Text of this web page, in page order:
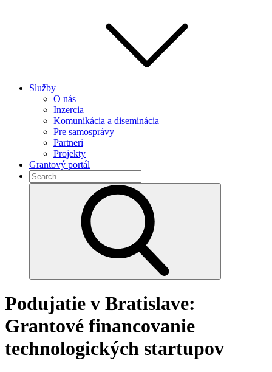
Služby
O nás
Inzercia
Komunikácia a diseminácia
Pre samosprávy
Partneri
Projekty
Grantový portál
Search
for:
Podujatie v Bratislave:
Grantové financovanie
technologických startupov